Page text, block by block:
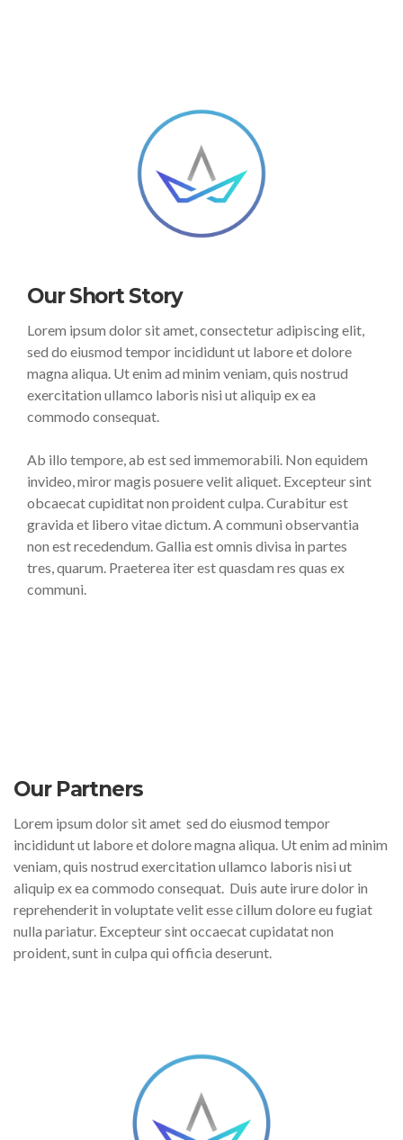
Our Short Story
Lorem ipsum dolor sit amet, consectetur adipiscing elit,
sed do eiusmod tempor incididunt ut labore et dolore
magna aliqua. Ut enim ad minim veniam, quis nostrud
exercitation ullamco laboris nisi ut aliquip ex ea
commodo consequat.
Ab illo tempore, ab est sed immemorabili. Non equidem
invideo, miror magis posuere velit aliquet. Excepteur sint
obcaecat cupiditat non proident culpa. Curabitur est
gravida et libero vitae dictum. A communi observantia
non est recedendum. Gallia est omnis divisa in partes
tres, quarum. Praeterea iter est quasdam res quas ex
communi.
Our Partners
Lorem ipsum dolor sit amet sed do eiusmod tempor
incididunt ut labore et dolore magna aliqua. Ut enim ad minim
veniam, quis nostrud exercitation ullamco laboris nisi ut
aliquip ex ea commodo consequat. Duis aute irure dolor in
reprehenderit in voluptate velit esse cillum dolore eu fugiat
nulla pariatur. Excepteur sint occaecat cupidatat non
proident, sunt in culpa qui officia deserunt.